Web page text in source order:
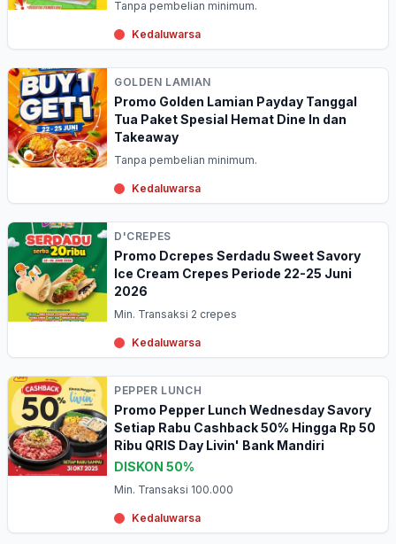
Tanpa pembelian minimum.
Kedaluwarsa
GOLDEN LAMIAN
Promo Golden Lamian Payday Tanggal
Tua Paket Spesial Hemat Dine In dan
Takeaway
Tanpa pembelian minimum.
Kedaluwarsa
D'CREPES
Promo Dcrepes Serdadu Sweet Savory
Ice Cream Crepes Periode 22-25 Juni
2026
Min. Transaksi 2 crepes
Kedaluwarsa
PEPPER LUNCH
Promo Pepper Lunch Wednesday Savory
Setiap Rabu Cashback 50% Hingga Rp 50
Ribu QRIS Day Livin' Bank Mandiri
DISKON 50%
Min. Transaksi 100.000
Kedaluwarsa